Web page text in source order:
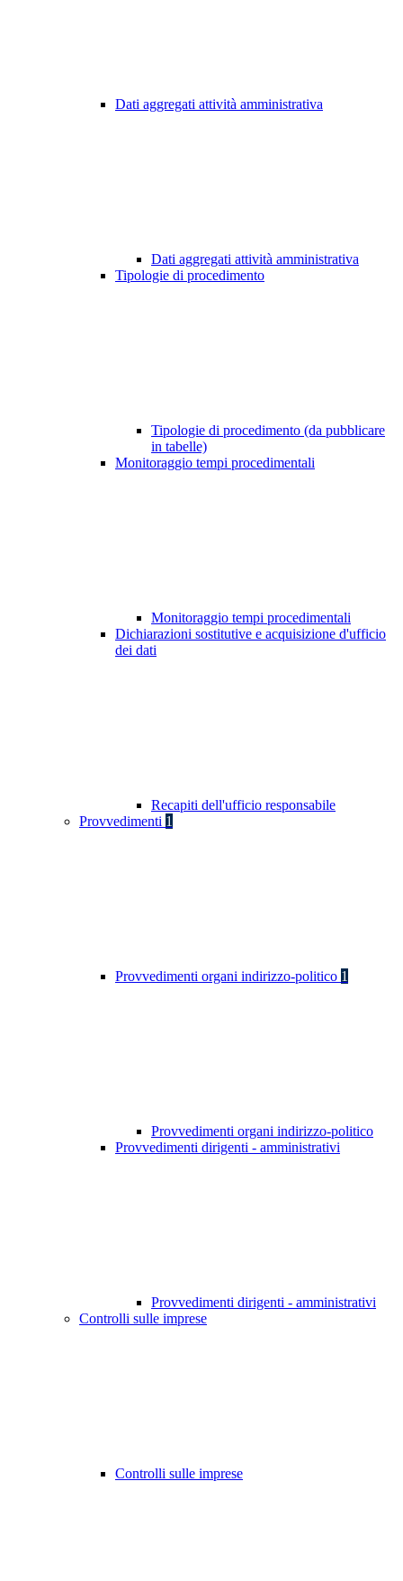
Dati aggregati attività amministrativa
Dati aggregati attività amministrativa
Tipologie di procedimento
Tipologie di procedimento (da pubblicare
in tabelle)
Monitoraggio tempi procedimentali
Monitoraggio tempi procedimentali
Dichiarazioni sostitutive e acquisizione d'ufficio
dei dati
Recapiti dell'ufficio responsabile
Provvedimenti 1
Provvedimenti organi indirizzo-politico 1
Provvedimenti organi indirizzo-politico
Provvedimenti dirigenti - amministrativi
Provvedimenti dirigenti - amministrativi
Controlli sulle imprese
Controlli sulle imprese